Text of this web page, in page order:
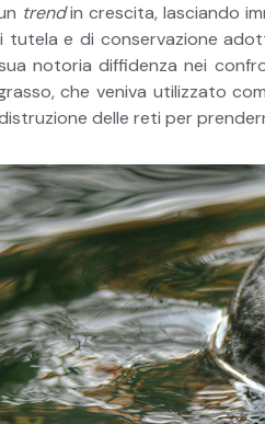
trendin crescita, lasciando
tutela e di conservazione
notoria diffidenza nei
che veniva utilizzato
delle reti per